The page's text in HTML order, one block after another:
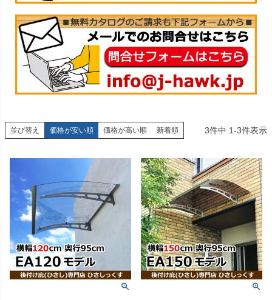
並び替え 価格が安い順 価格が高い順 新着順 3件中 1-3件表示